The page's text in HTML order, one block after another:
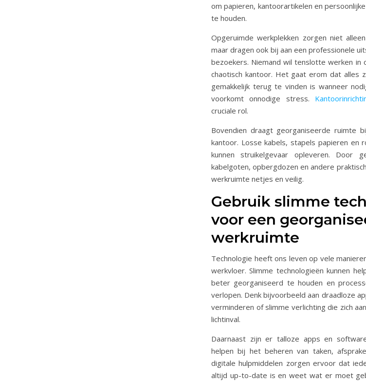
om papieren, kantoorartikelen en
te houden.
Opgeruimde werkplekken zorgen niet
maar dragen ook bij aan een professionele
bezoekers. Niemand wil tenslotte werken in
chaotisch kantoor. Het gaat erom dat alles
gemakkelijk terug te vinden is wanneer
voorkomt onnodige stress.
cruciale rol.
Bovendien draagt georganiseerde ruimte
kantoor. Losse kabels, stapels papieren en
kunnen struikelgevaar opleveren. Door
kabelgoten, opbergdozen en andere
werkruimte netjes en veilig.
Gebruik slimme
voor een
werkruimte
Technologie heeft ons leven op vele
werkvloer. Slimme technologieën kunnen
beter georganiseerd te houden en
verlopen. Denk bijvoorbeeld aan draadloze
verminderen of slimme verlichting die zich
lichtinval.
Daarnaast zijn er talloze apps en
helpen bij het beheren van taken,
digitale hulpmiddelen zorgen ervoor dat
altijd up-to-date is en weet wat er moet